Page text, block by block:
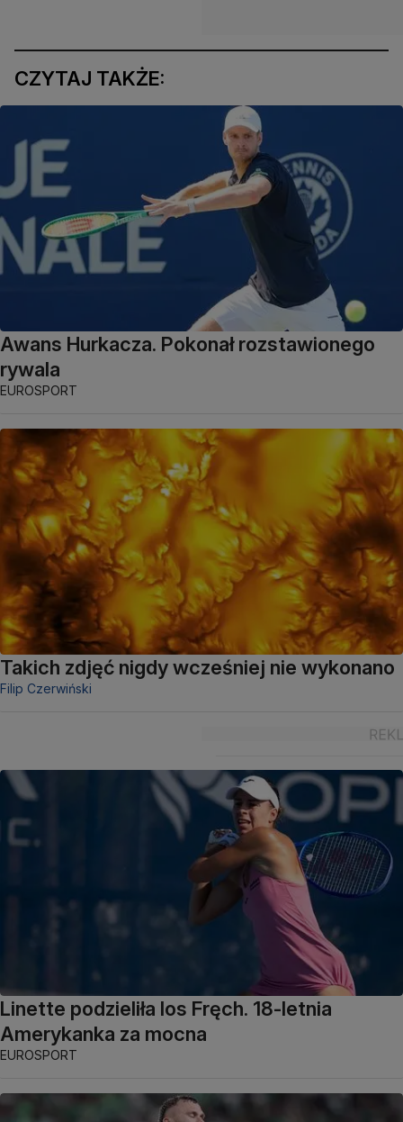
CZYTAJ TAKŻE:
Awans Hurkacza. Pokonał rozstawionego
rywala
EUROSPORT
Takich zdjęć nigdy wcześniej nie wykonano
Filip Czerwiński
Linette podzieliła los Fręch. 18-letnia
Amerykanka za mocna
EUROSPORT